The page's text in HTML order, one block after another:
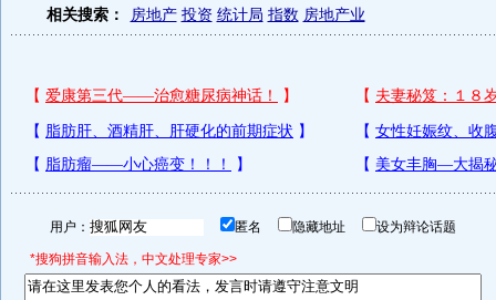
相关搜索： 房地产 投资 统计局 指数 房地产业
用户： 匿名 隐藏地址 设为辩论话题
*搜狗拼音输入法，中文处理专家>>